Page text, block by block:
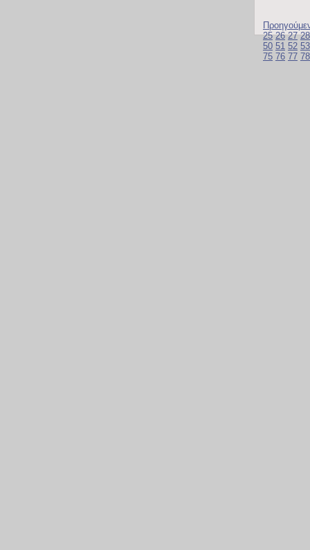
25 26 27 28
50 51 52 53
75 76 77 78